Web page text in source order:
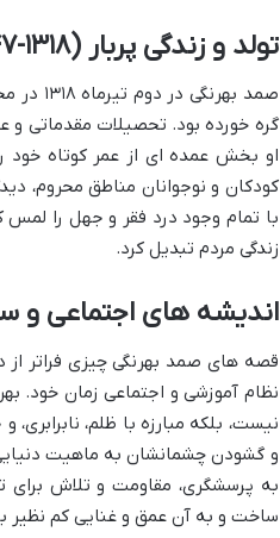
تولد و زندگی پربار (۱۳۱۸-۱۳۴۷)
صمد
گره خورده بود. تحصیلات مقدماتی و
او بخش عمده ای از عمر کوتاه خود
کودکان و نوجوانان مناطق محروم،
با تمام وجود درد فقر و جهل را لمس
زندگی مردم تبدیل کرد.
اندیشه های اجتماعی و
قصه های صمد بهرنگی چیزی فراتر از
نظام آموزشی و اجتماعی زمان خود.
نیست، بلکه مبارزه با ظلم،
و گشودن چشمانشان به ماهیت دنیایی
به پرسشگری، مقاومت و تلاش برای
ساخت و به آن عمق و غنایی کم نظیر